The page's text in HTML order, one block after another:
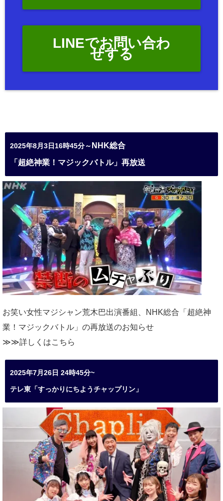
LINEでお問い合わ
せする
2025年8月3日16時45分～ NHK総合
「超絶神業！マジックバトル」再放送
お笑い女性マジシャン荒木巴出演番組、
NHK総合「超絶神
業！マジックバトル」の再放送のお知らせ
≫≫詳しくはこちら
2025年7月26日 24時45分~
テレ東「すっかりにちようチャップリン」